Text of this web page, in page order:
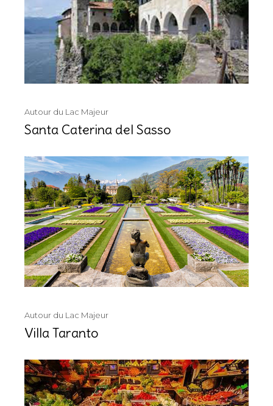
Autour du Lac Majeur
Santa Caterina del Sasso
Autour du Lac Majeur
Villa Taranto